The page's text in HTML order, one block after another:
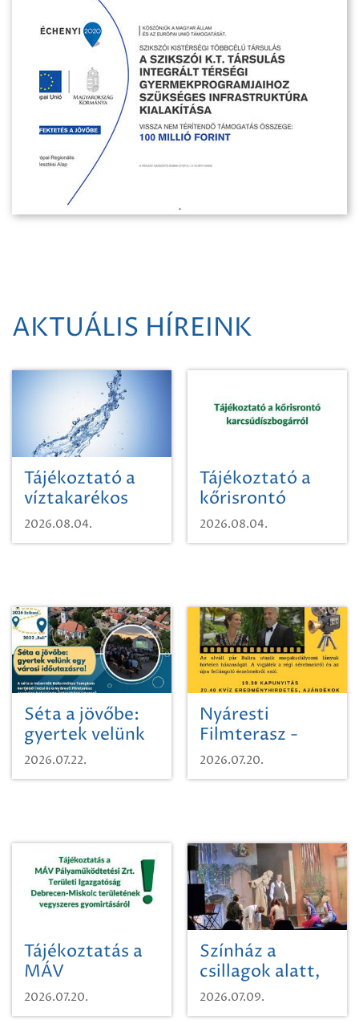
AKTUÁLIS HÍREINK
Tájékoztató a
víztakarékos
vízhasználatról
2026.08.04.
Tájékoztató a
kőrisrontó
karcsúdíszbogárról
2026.08.04.
Séta a jövőbe:
gyertek velünk
egy városi
időutazásra!
2026.07.22.
Nyáresti
Filmterasz -
Beugró a
Paradicsomba
2026.07.20.
Tájékoztatás a
MÁV
Pályaműködtetési
Zrt. Területi
2026.07.20.
Színház a
csillagok alatt,
sikeres nyitány
Szikszón
2026.07.09.